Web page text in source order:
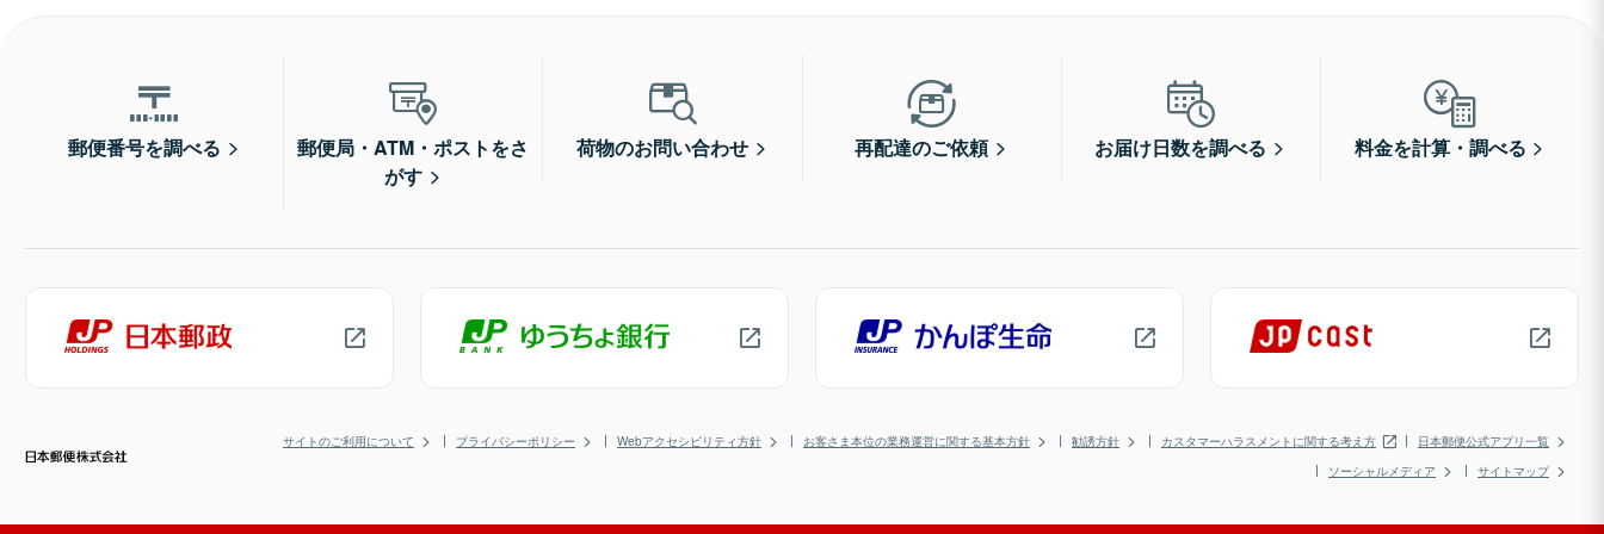
郵便番号を調べる
郵便局・ATM・ポストをさ
がす
荷物のお問い合わせ 再配達のご依頼 お届け日数を調べる 料金を計算・調べる
サイトのご利用について プライバシーポリシー Webアクセシビリティ方針 お客さま本位の業務運営に関する基本方針 勧誘方針 カスタマーハラスメントに関する考え方
日本郵便公式アプリ一覧
ソーシャルメディア
サイトマップ